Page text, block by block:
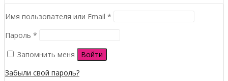
Имя пользователя или Email *
Пароль *
Запомнить меня
Войти
Забыли свой пароль?